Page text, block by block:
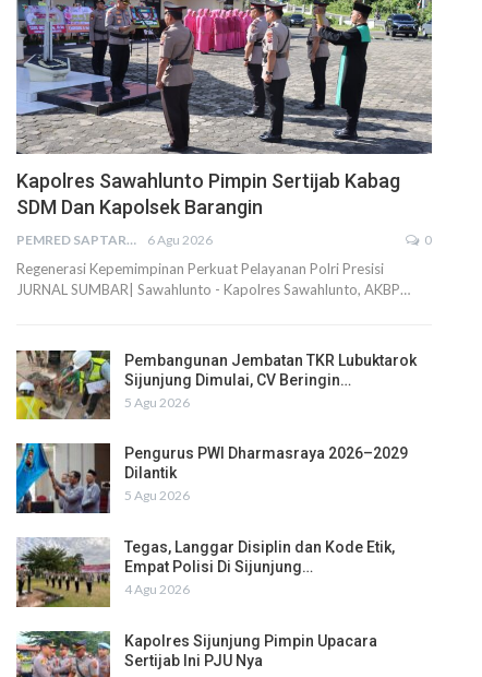
Kapolres Sawahlunto Pimpin Sertijab Kabag
SDM Dan Kapolsek Barangin
PEMRED SAPTARIUS 6 Agu 2026 0
Regenerasi Kepemimpinan Perkuat Pelayanan Polri Presisi
JURNAL SUMBAR| Sawahlunto - Kapolres Sawahlunto, AKBP…
Pembangunan Jembatan TKR Lubuktarok
Sijunjung Dimulai, CV Beringin…
5 Agu 2026
Pengurus PWI Dharmasraya 2026–2029
Dilantik
5 Agu 2026
Tegas, Langgar Disiplin dan Kode Etik,
Empat Polisi Di Sijunjung…
4 Agu 2026
Kapolres Sijunjung Pimpin Upacara
Sertijab Ini PJU Nya